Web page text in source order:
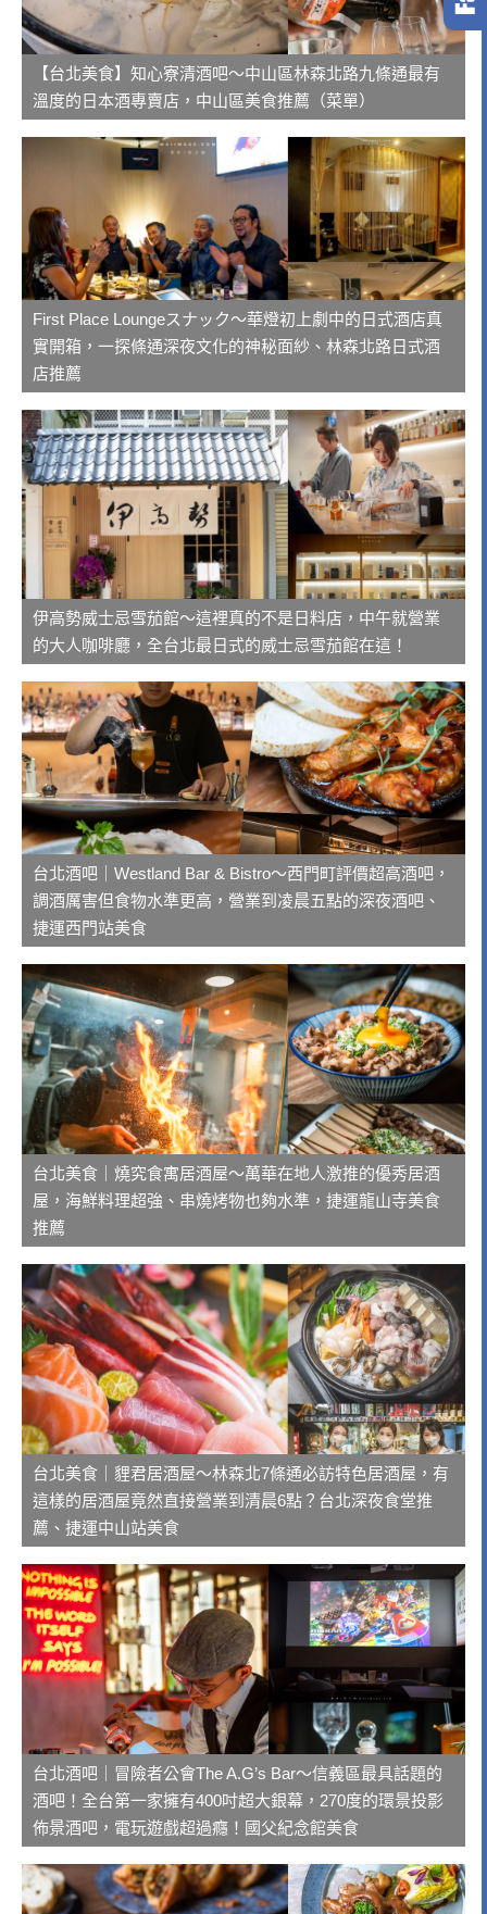
【台北美食】知心寮清酒吧～中山區林森北路九條通最有
溫度的日本酒專賣店，中山區美食推薦（菜單）
First Place Loungeスナック～華燈初上劇中的日式酒店真
實開箱，一探條通深夜文化的神秘面紗、林森北路日式酒
店推薦
伊高勢威士忌雪茄館～這裡真的不是日料店，中午就營業
的大人咖啡廳，全台北最日式的威士忌雪茄館在這！
台北酒吧｜Westland Bar & Bistro～西門町評價超高酒吧，
調酒厲害但食物水準更高，營業到凌晨五點的深夜酒吧、
捷運西門站美食
台北美食｜燒究食寓居酒屋～萬華在地人激推的優秀居酒
屋，海鮮料理超強、串燒烤物也夠水準，捷運龍山寺美食
推薦
台北美食｜貍君居酒屋～林森北7條通必訪特色居酒屋，有
這樣的居酒屋竟然直接營業到清晨6點？台北深夜食堂推
薦、捷運中山站美食
台北酒吧｜冒險者公會The A.G’s Bar～信義區最具話題的
酒吧！全台第一家擁有400吋超大銀幕，270度的環景投影
佈景酒吧，電玩遊戲超過癮！國父紀念館美食